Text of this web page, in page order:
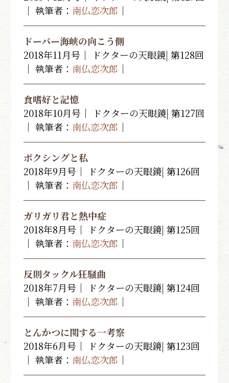
｜ 執筆者： 南仏恋次郎 ｜
ドーバー海峡の向こう側
2018年11月号｜ ドクターの天眼鏡| 第128回
｜ 執筆者： 南仏恋次郎 ｜
食嗜好と記憶
2018年10月号｜ ドクターの天眼鏡| 第127回
｜ 執筆者： 南仏恋次郎 ｜
ボクシングと私
2018年9月号｜ ドクターの天眼鏡| 第126回
｜ 執筆者： 南仏恋次郎 ｜
ガリガリ君と熱中症
2018年8月号｜ ドクターの天眼鏡| 第125回
｜ 執筆者： 南仏恋次郎 ｜
反則タックル狂騒曲
2018年7月号｜ ドクターの天眼鏡| 第124回
｜ 執筆者： 南仏恋次郎 ｜
とんかつに関する一考察
2018年6月号｜ ドクターの天眼鏡| 第123回
｜ 執筆者： 南仏恋次郎 ｜